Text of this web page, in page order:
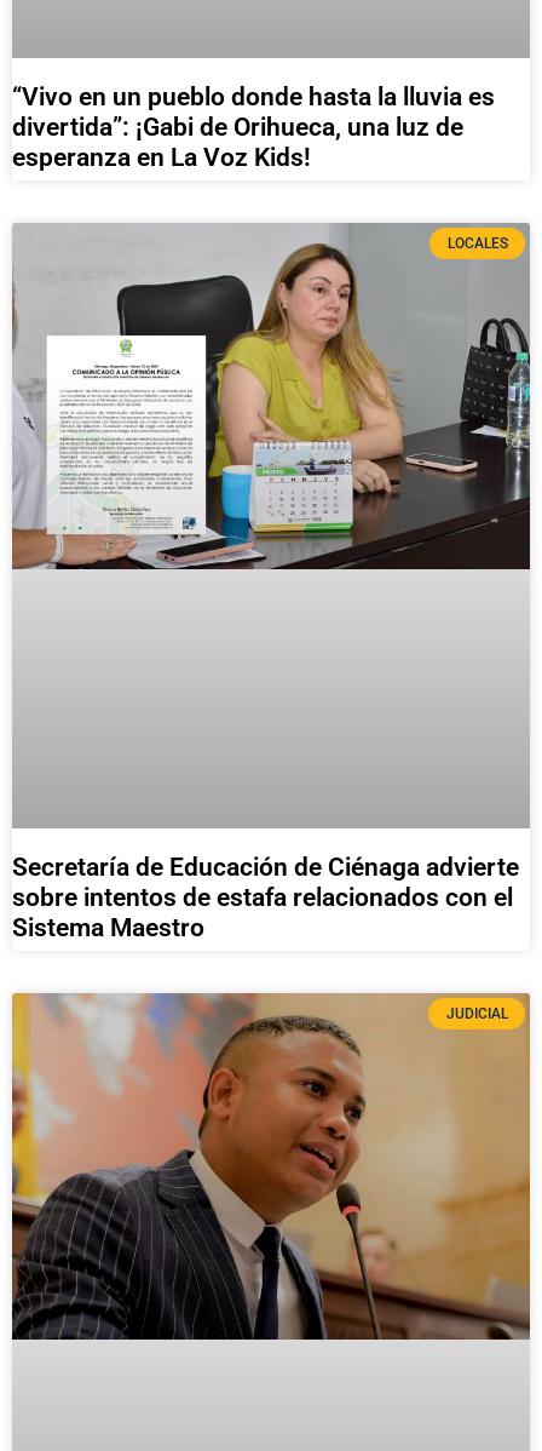
“Vivo en un pueblo donde hasta la lluvia es
divertida”: ¡Gabi de Orihueca, una luz de
esperanza en La Voz Kids!
LOCALES
Secretaría de Educación de Ciénaga advierte
sobre intentos de estafa relacionados con el
Sistema Maestro
JUDICIAL